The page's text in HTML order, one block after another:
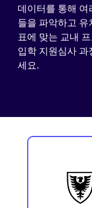
데이터를 통해 여
들을 파악하고 유
표에 맞는 교내
입학 지원심사 과
세요.